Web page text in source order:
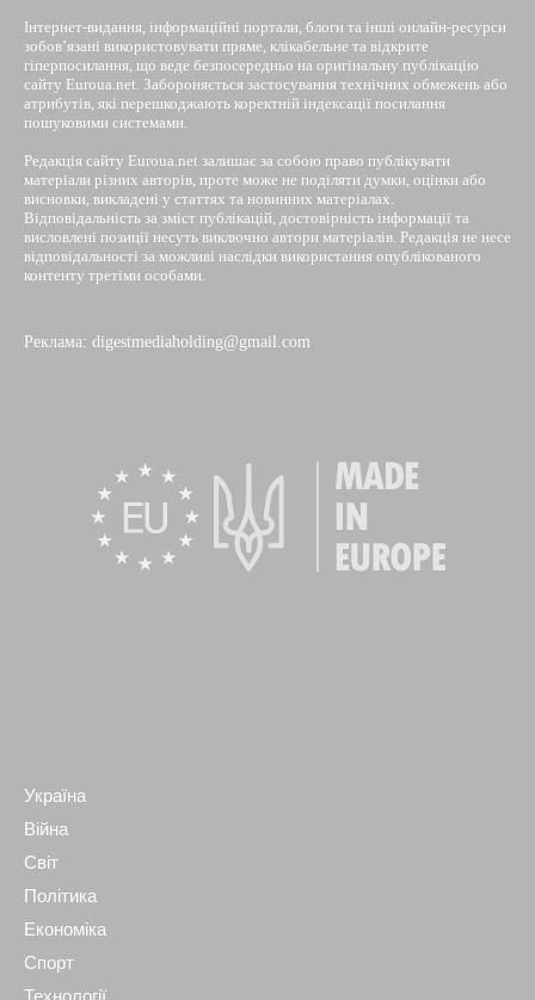
Інтернет-видання, інформаційні портали, блоги та інші онлайн-ресурси
зобов’язані використовувати пряме, клікабельне та відкрите
гіперпосилання, що веде безпосередньо на оригінальну публікацію
сайту Euroua.net. Забороняється застосування технічних обмежень або
атрибутів, які перешкоджають коректній індексації посилання
пошуковими системами.
Редакція сайту Euroua.net залишає за собою право публікувати
матеріали різних авторів, проте може не поділяти думки, оцінки або
висновки, викладені у статтях та новинних матеріалах.
Відповідальність за зміст публікацій, достовірність інформації та
висловлені позиції несуть виключно автори матеріалів. Редакція не несе
відповідальності за можливі наслідки використання опублікованого
контенту третіми особами.
Реклама: digestmediaholding@gmail.com
Україна
Війна
Світ
Політика
Економіка
Спорт
Технології